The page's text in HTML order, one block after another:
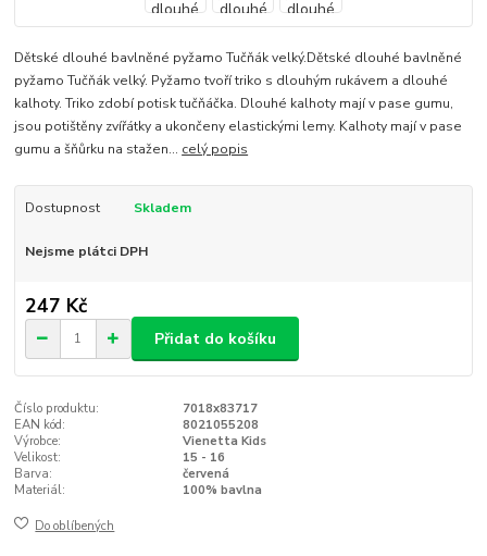
Dětské dlouhé bavlněné pyžamo Tučňák velký.Dětské dlouhé bavlněné
pyžamo Tučňák velký. Pyžamo tvoří triko s dlouhým rukávem a dlouhé
kalhoty. Triko zdobí potisk tučňáčka. Dlouhé kalhoty mají v pase gumu,
jsou potištěny zvířátky a ukončeny elastickými lemy. Kalhoty mají v pase
gumu a šňůrku na stažen... celý popis
Dostupnost Skladem
Nejsme plátci DPH
247 Kč
Přidat do košíku
Číslo produktu:
7018x83717
EAN kód:
8021055208
Výrobce:
Vienetta Kids
Velikost:
15 - 16
Barva:
červená
Materiál:
100% bavlna
Do oblíbených